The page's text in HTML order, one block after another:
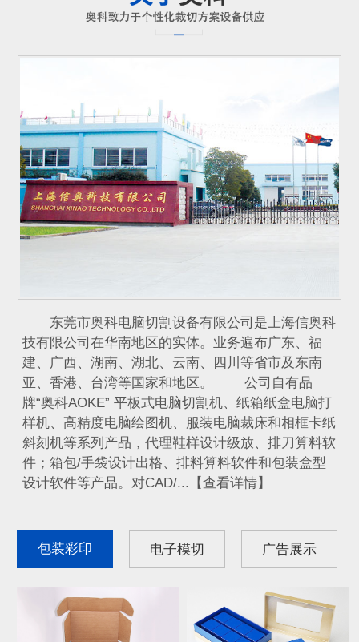
东莞市奥科电脑切割设备有限公司是上海信奥科
技有限公司在华南地区的实体。业务遍布广东、福
建、广西、湖南、湖北、云南、四川等省市及东南
亚、香港、台湾等国家和地区。 公司自有品
牌“奥科AOKE” 平板式电脑切割机、纸箱纸盒电脑打
样机、高精度电脑绘图机、服装电脑裁床和相框卡纸
斜刻机等系列产品，代理鞋样设计级放、排刀算料软
件；箱包/手袋设计出格、排料算料软件和包装盒型
设计软件等产品。对CAD/...【查看详情】
包装彩印 电子模切 广告展示